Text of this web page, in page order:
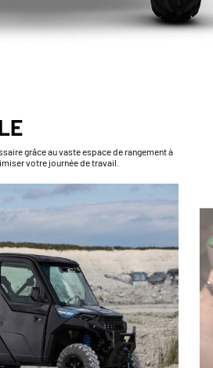
grâce au vaste espace de rangement à
votre journée de travail.